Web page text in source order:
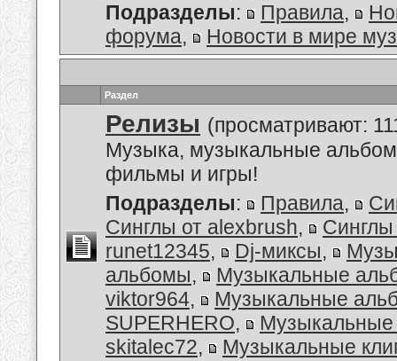
Подразделы: Правила,
форума, Новости в мире
Раздел
Релизы (просматривают:
Музыка, музыкальные
фильмы и игры!
Подразделы: Правила,
Синглы от alexbrush,
Синглы
runet12345, Dj-миксы,
альбомы,
Музыкальные
viktor964,
Музыкальные
SUPERHERO,
skitalec72,
Музыкальные